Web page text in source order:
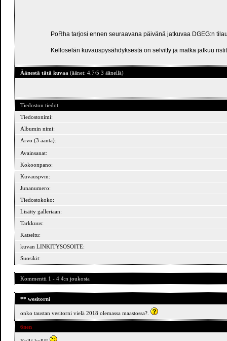
PoRha tarjosi ennen seuraavana päivänä jatkuvaa DGEG:n
Kelloselän kuvauspysähdyksestä on selvitty ja matka jatkuu
Äänestä tätä kuvaa (äänet: 4.7/5 3 äänellä)
Tiedoston tiedot
Tiedostonimi:
Albumin nimi:
Arvo (3 ääntä):
Avainsanat:
Kokoonpano:
Kuvauspvm:
Junanumero:
Tiedostokoko:
Lisätty galleriaan:
Tarkkuus:
Katseltu:
kuvan LINKITYSOSOITE:
Suosikit:
Kommentti 1 - 4 4:n joukosta
** wesitorni
onko taustan vesitorni vielä 2018 olemassa maastossa?.
6nen